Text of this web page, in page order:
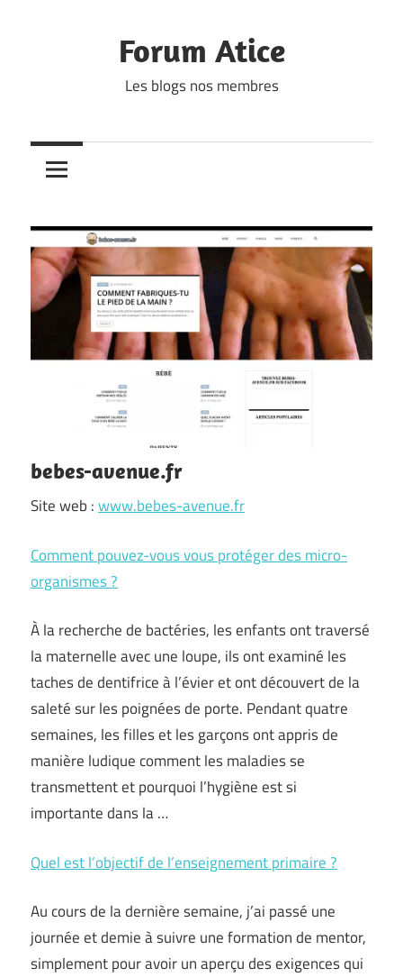
Forum Atice
Les blogs nos membres
bebes-avenue.fr
Site web :www.bebes-avenue.fr
Comment pouvez-vous vous protéger des micro-
organismes ?
À la recherche de bactéries, les enfants ont traversé
la maternelle avec une loupe, ils ont examiné les
taches de dentifrice à l’évier et ont découvert de la
saleté sur les poignées de porte. Pendant quatre
semaines, les filles et les garçons ont appris de
manière ludique comment les maladies se
transmettent et pourquoi l’hygiène est si
importante dans la …
Quel est l’objectif de l’enseignement primaire ?
Au cours de la dernière semaine, j’ai passé une
journée et demie à suivre une formation de mentor,
simplement pour avoir un aperçu des exigences qui